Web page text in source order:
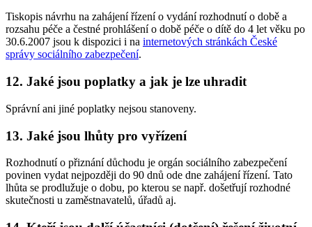
Tiskopis návrhu na zahájení řízení o vydání rozhodnutí o době a
rozsahu péče a čestné prohlášení o době péče o dítě do 4 let věku po
30.6.2007 jsou k dispozici i na internetových stránkách České
správy sociálního zabezpečení.
12. Jaké jsou poplatky a jak je lze uhradit
Správní ani jiné poplatky nejsou stanoveny.
13. Jaké jsou lhůty pro vyřízení
Rozhodnutí o přiznání důchodu je orgán sociálního zabezpečení
povinen vydat nejpozději do 90 dnů ode dne zahájení řízení. Tato
lhůta se prodlužuje o dobu, po kterou se např. došetřují rozhodné
skutečnosti u zaměstnavatelů, úřadů aj.